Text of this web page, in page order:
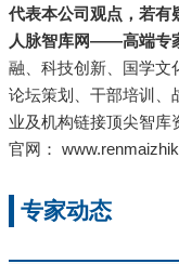
代表本公司观点，若有
人脉智库网——高端专
融、科技创新、国学文
论坛策划、干部培训、
业及机构链接顶尖智库
官网：
专家动态